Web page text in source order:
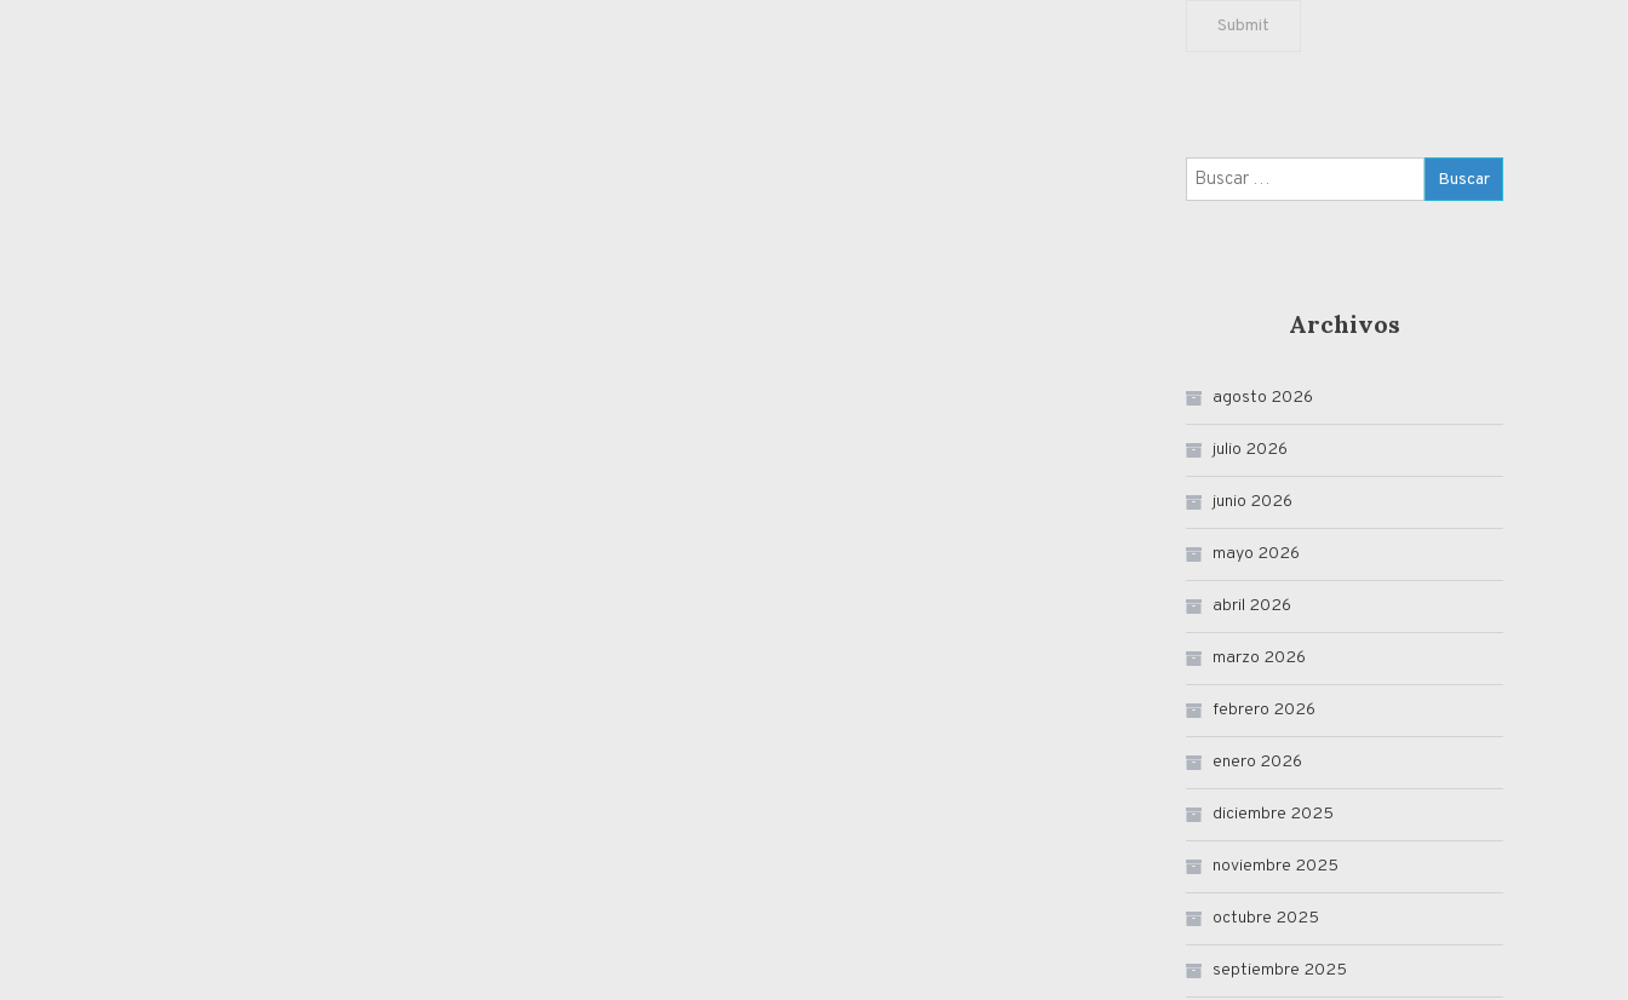
Buscar:
Archivos
agosto 2026
julio 2026
junio 2026
mayo 2026
abril 2026
marzo 2026
febrero 2026
enero 2026
diciembre 2025
noviembre 2025
octubre 2025
septiembre 2025